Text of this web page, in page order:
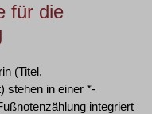
für die
(Titel,
stehen in einer *-
integriert